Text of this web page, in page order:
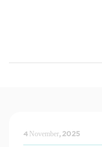
4 November, 2025